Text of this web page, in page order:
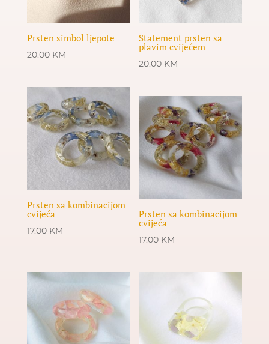
Prsten simbol ljepote
20.00 KM
Statement prsten sa
plavim cvijećem
20.00 KM
Prsten sa kombinacijom
cvijeća
17.00 KM
Prsten sa kombinacijom
cvijeća
17.00 KM